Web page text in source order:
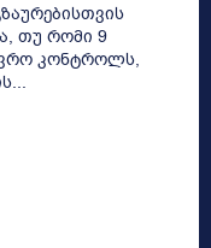
თუ რომი 9
კონტროლს,